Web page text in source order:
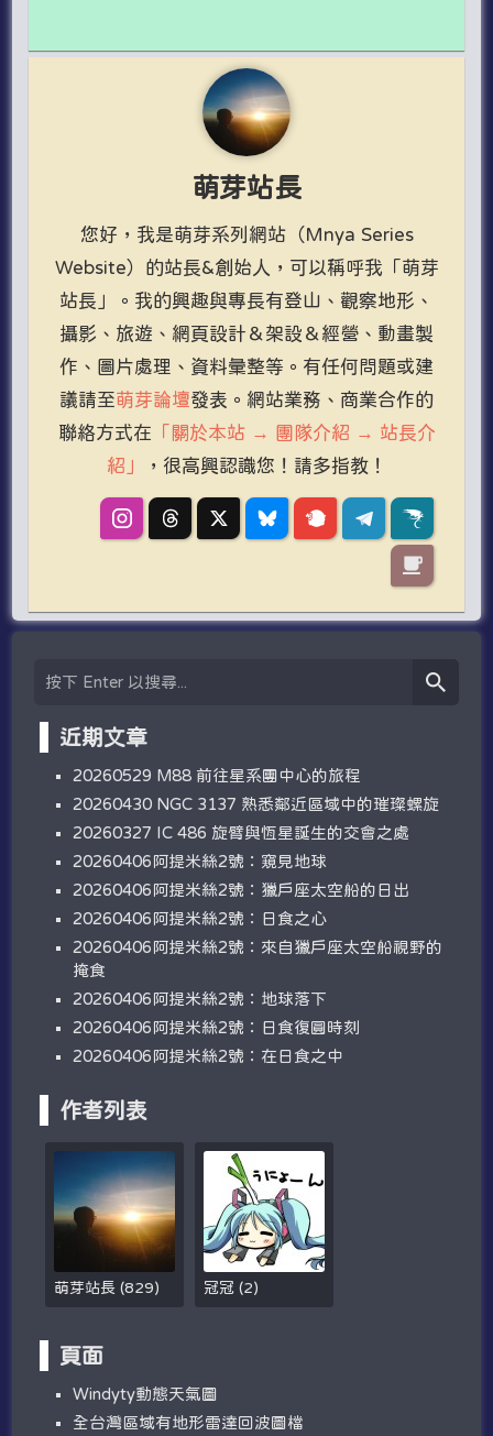
萌芽站長
您好，我是萌芽系列網站（Mnya Series
Website）的站長&創始人，可以稱呼我「萌芽
站長」。我的興趣與專長有登山、觀察地形、
攝影、旅遊、網頁設計＆架設＆經營、動畫製
作、圖片處理、資料彙整等。有任何問題或建
議請至萌芽論壇發表。網站業務、商業合作的
聯絡方式在 「關於本站 → 團隊介紹 → 站長介
紹」
，很高興認識您！請多指教！
近期文章
20260529 M88 前往星系團中心的旅程
20260430 NGC 3137 熟悉鄰近區域中的璀璨螺旋
20260327 IC 486 旋臂與恆星誕生的交會之處
20260406阿提米絲2號：窺見地球
20260406阿提米絲2號：獵戶座太空船的日出
20260406阿提米絲2號：日食之心
20260406阿提米絲2號：來自獵戶座太空船視野的
掩食
20260406阿提米絲2號：地球落下
20260406阿提米絲2號：日食復圓時刻
20260406阿提米絲2號：在日食之中
作者列表
萌芽站長(829) 冠冠(2)
頁面
W​​indyty動態天氣圖
全台灣區域有地形雷達回波圖檔